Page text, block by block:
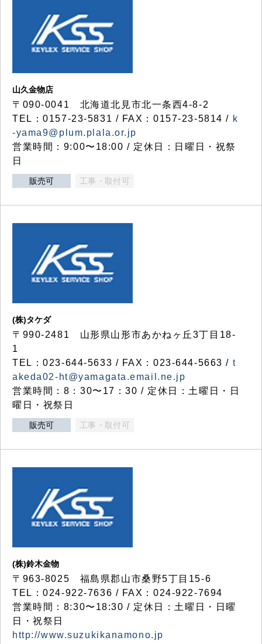
山久金物店
〒090-0041 北海道北見市北一条西4-8-2
TEL：0157-23-5831 / FAX：0157-23-5814 / k
-yama9@plum.plala.or.jp
営業時間：9:00〜18:00 / 定休日：日曜日・祝祭
日
販売可 工事・取付可
(株)タケダ
〒990-2481 山形県山形市あかねヶ丘3丁目18-
1
TEL：023-644-5633 / FAX：023-644-5663 / t
akeda02-ht@yamagata.email.ne.jp
営業時間：8：30〜17：30 / 定休日：土曜日・日
曜日・祝祭日
販売可 工事・取付可
(株)鈴木金物
〒963-8025 福島県郡山市桑野5丁目15-6
TEL：024-922-7636 / FAX：024-922-7694
営業時間：8:30〜18:30 / 定休日：土曜日・日曜
日・祝祭日
http://www.suzukikanamono.jp